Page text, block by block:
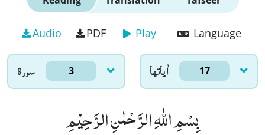
Audio PDF Play Language
سورۃ 3 اٰياتها 17
بِسْمِ اللّٰهِ الرَّحْمٰنِ الرَّحِیْمِ